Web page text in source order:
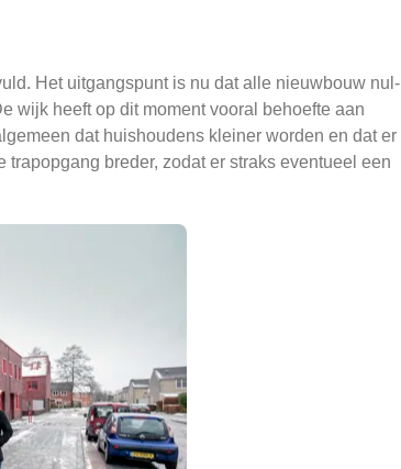
Het uitgangspunt is nu dat alle nieuwbouw nul-
wijk heeft op dit moment vooral behoefte aan
dat huishoudens kleiner worden en dat er
breder, zodat er straks eventueel een